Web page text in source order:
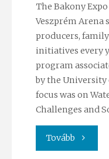
the
Region
in
The Bakony
Veszprém Arena
producers,
initiatives every
program
by the University
focus was on
Challenges and
Tovább "“Water